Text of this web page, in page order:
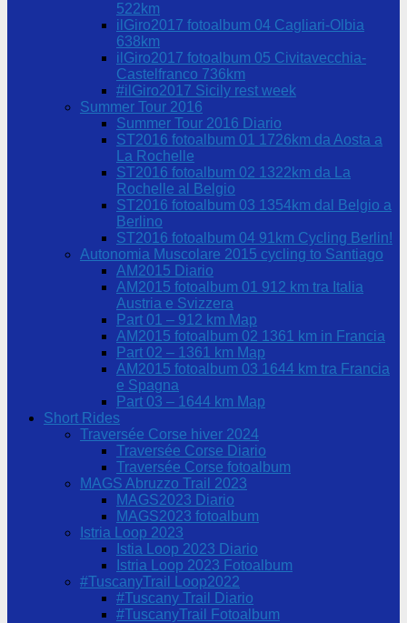
522km
ilGiro2017 fotoalbum 04 Cagliari-Olbia
638km
ilGiro2017 fotoalbum 05 Civitavecchia-
Castelfranco 736km
#ilGiro2017 Sicily rest week
Summer Tour 2016
Summer Tour 2016 Diario
ST2016 fotoalbum 01 1726km da Aosta a
La Rochelle
ST2016 fotoalbum 02 1322km da La
Rochelle al Belgio
ST2016 fotoalbum 03 1354km dal Belgio a
Berlino
ST2016 fotoalbum 04 91km Cycling Berlin!
Autonomia Muscolare 2015 cycling to Santiago
AM2015 Diario
AM2015 fotoalbum 01 912 km tra Italia
Austria e Svizzera
Part 01 – 912 km Map
AM2015 fotoalbum 02 1361 km in Francia
Part 02 – 1361 km Map
AM2015 fotoalbum 03 1644 km tra Francia
e Spagna
Part 03 – 1644 km Map
Short Rides
Traversée Corse hiver 2024
Traversée Corse Diario
Traversée Corse fotoalbum
MAGS Abruzzo Trail 2023
MAGS2023 Diario
MAGS2023 fotoalbum
Istria Loop 2023
Istia Loop 2023 Diario
Istria Loop 2023 Fotoalbum
#TuscanyTrail Loop2022
#Tuscany Trail Diario
#TuscanyTrail Fotoalbum